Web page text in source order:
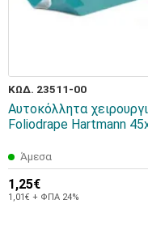
ΚΩΔ. 23511-00
Αυτοκόλλητα
Foliodrape Hartmann
Άμεσα
1,25€
1,01€ + ΦΠΑ 24%